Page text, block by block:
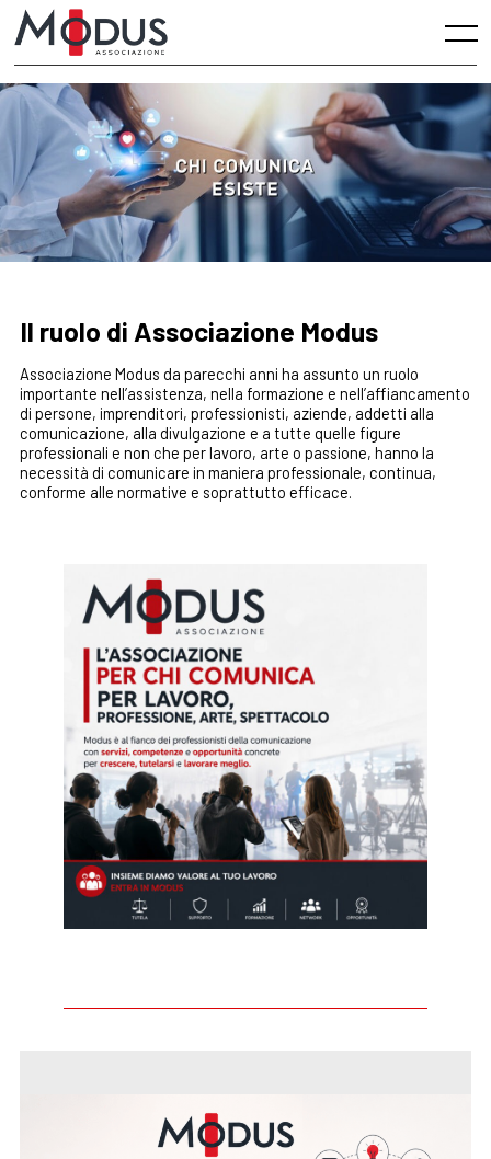
Skip
content
Menu
Il ruolo di Associazione Modus
Associazione Modus da parecchi anni ha assunto un ruolo
importante nell’assistenza, nella formazione e nell’affiancamento
di persone, imprenditori, professionisti, aziende, addetti alla
comunicazione, alla divulgazione e a tutte quelle figure
professionali e non che per lavoro, arte o passione, hanno la
necessità di comunicare in maniera professionale, continua,
conforme alle normative e soprattutto efficace.